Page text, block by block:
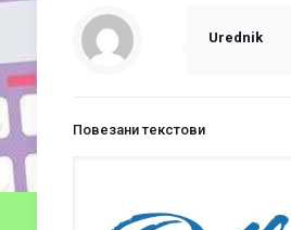
Urednik
Повезани текстови